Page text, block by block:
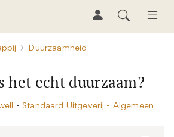
Duurzaamheid
het echt duurzaam?
-Standaard Uitgeverij - Algemeen